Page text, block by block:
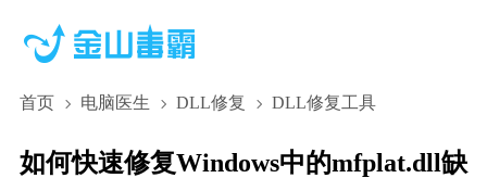
首页 电脑医生 DLL修复 DLL修复工具
如何快速修复Windows中的mfplat.dll缺